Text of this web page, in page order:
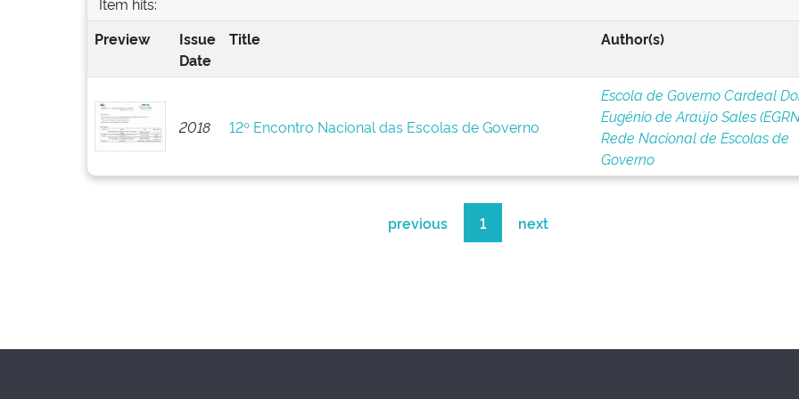
Preview
Issue
Date
Title Author(s)
2018 12º Encontro Nacional das Escolas de Governo
Escola de Governo Cardeal
Eugênio de Araújo Sales
Rede Nacional de Escolas de
Governo
previous 1 next